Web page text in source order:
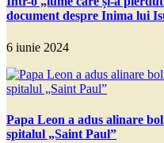
document despre Inima lui
6 iunie 2024
Papa Leon a adus alinare
spitalul „Saint Paul”